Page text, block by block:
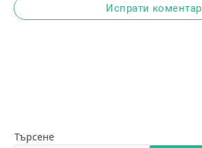
Испрати коментар
Търсене